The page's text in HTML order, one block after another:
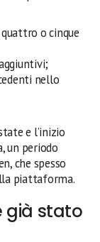
o cinque
nello
e l’inizio
un periodo
che spesso
piattaforma.
già stato